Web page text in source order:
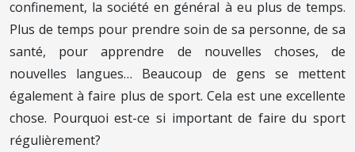
confinement, la société en général à eu plus de temps.
Plus de temps pour prendre soin de sa personne, de sa
santé, pour apprendre de nouvelles choses, de
nouvelles langues… Beaucoup de gens se mettent
également à faire plus de sport. Cela est une excellente
chose. Pourquoi est-ce si important de faire du sport
régulièrement?